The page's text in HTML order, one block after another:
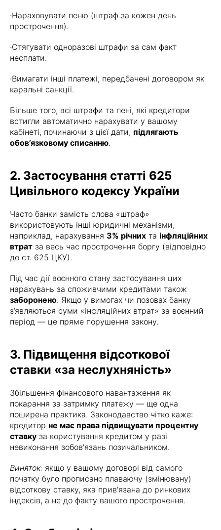
·Нараховувати пеню (штраф за кожен день
прострочення).
·Стягувати одноразові штрафи за сам факт
несплати.
·Вимагати інші платежі, передбачені договором як
каральні санкції.
Більше того, всі штрафи та пені, які кредитори
встигли автоматично нарахувати у вашому
кабінеті, починаючи з цієї дати, підлягають
обов’язковому списанню.
2. Застосування статті 625
Цивільного кодексу України
Часто банки замість слова «штраф»
використовують інші юридичні механізми,
наприклад, нарахування 3% річних та інфляційних
втрат за весь час прострочення боргу (відповідно
до ст. 625 ЦКУ).
Під час дії воєнного стану застосування цих
нарахувань за споживчими кредитами також
заборонено. Якщо у вимогах чи позовах банку
з’являються суми «інфляційних втрат» за воєнний
період — це пряме порушення закону.
3. Підвищення відсоткової
ставки «за неслухняність»
Збільшення фінансового навантаження як
покарання за затримку платежу — ще одна
поширена практика. Законодавство чітко каже:
кредитор не має права підвищувати процентну
ставку за користування кредитом у разі
невиконання зобов'язань позичальником.
Виняток: якщо у вашому договорі від самого
початку було прописано плаваючу (змінювану)
відсоткову ставку, яка прив'язана до ринкових
індексів, а не до факту вашого прострочення.